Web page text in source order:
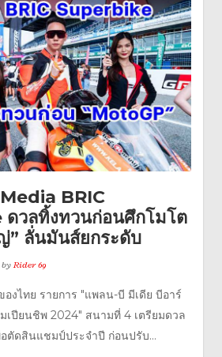
BRIC
วลทิ้งทวนก่อนศึกโมโต
” ลั่นมันส์ยกระดับ
byRider 69
องไทย รายการ "แพลน-บี มีเดีย บีอาร์
เปียนชิพ 2024" สนามที่ 4 เตรียมดวล
ตัดสินแชมป์ประจำปี ก่อนปรับ...